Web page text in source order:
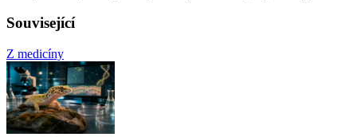
Související
Z medicíny